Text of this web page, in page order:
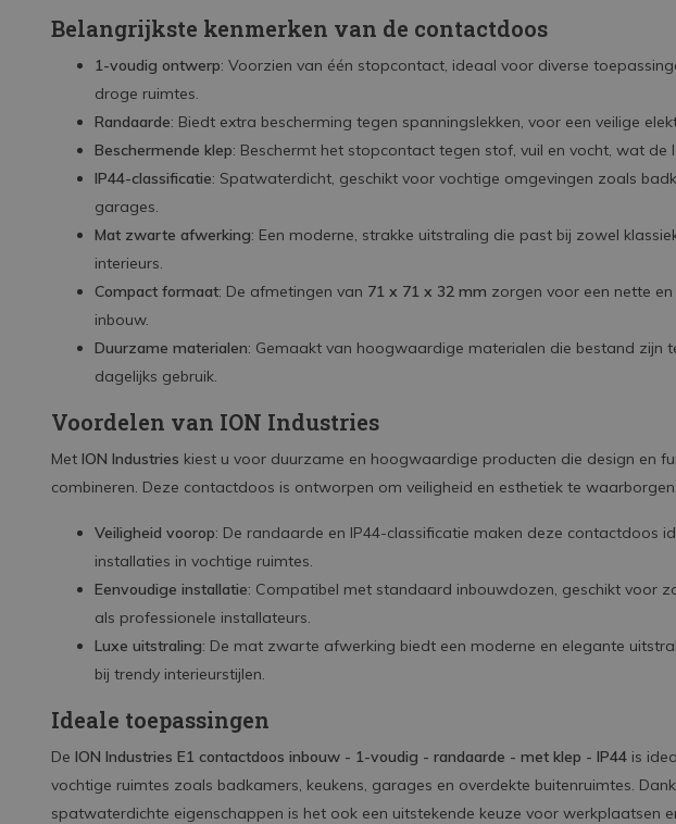
Belangrijkste kenmerken van de contactdoos
1-voudig ontwerp: Voorzien van één stopcontact, ideaal voor diverse
droge ruimtes.
Randaarde: Biedt extra bescherming tegen spanningslekken, voor een veilige
Beschermende klep: Beschermt het stopcontact tegen stof, vuil en vocht, wat de
IP44-classificatie: Spatwaterdicht, geschikt voor vochtige omgevingen zoals
garages.
Mat zwarte afwerking: Een moderne, strakke uitstraling die past bij zowel
interieurs.
Compact formaat: De afmetingen van 71 x 71 x 32 mm zorgen voor een nette
inbouw.
Duurzame materialen: Gemaakt van hoogwaardige materialen die bestand zijn
dagelijks gebruik.
Voordelen van ION Industries
Met ION Industries kiest u voor duurzame en hoogwaardige producten die design en
combineren. Deze contactdoos is ontworpen om veiligheid en esthetiek te waarborgen.
Veiligheid voorop: De randaarde en IP44-classificatie maken deze contactdoos
installaties in vochtige ruimtes.
Eenvoudige installatie: Compatibel met standaard inbouwdozen, geschikt voor
als professionele installateurs.
Luxe uitstraling: De mat zwarte afwerking biedt een moderne en elegante
bij trendy interieurstijlen.
Ideale toepassingen
De ION Industries E1 contactdoos inbouw - 1-voudig - randaarde - met klep - IP44 is
vochtige ruimtes zoals badkamers, keukens, garages en overdekte buitenruimtes.
spatwaterdichte eigenschappen is het ook een uitstekende keuze voor werkplaatsen